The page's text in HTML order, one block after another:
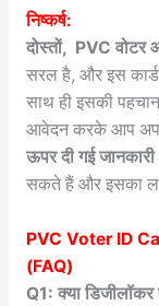
निष्कर्ष:
दोस्तों, PVC वोटर
सरल है, और इस
साथ ही इसकी
आवेदन करके आप
ऊपर दी गई
सकते हैं और इसका
PVC Voter ID
(FAQ)
Q1: क्या डिजीलॉकर